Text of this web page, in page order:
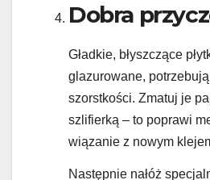
Dobra
Gładkie, błyszczące
glazurowane,
szorstkości. Zmatuj je
szlifierką – to poprawi
wiązanie z nowym
Następnie nałóż